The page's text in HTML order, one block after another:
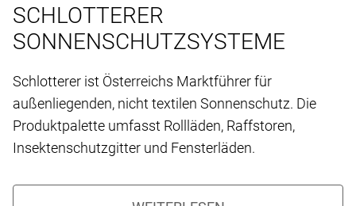
SCHLOTTERER
SONNENSCHUTZSYSTEME
Schlotterer ist Österreichs Marktführer für
außenliegenden, nicht textilen Sonnenschutz. Die
Produktpalette umfasst Rollläden, Raffstoren,
Insektenschutzgitter und Fensterläden.